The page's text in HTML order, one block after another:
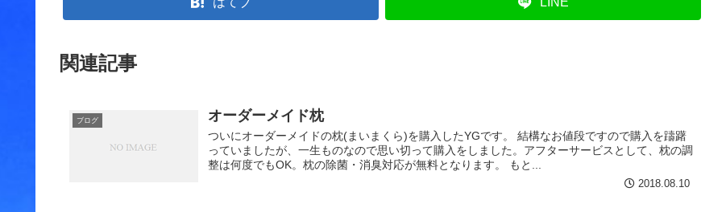
関連記事
ブログ オーダーメイド枕
ついにオーダーメイドの枕(まいまくら)を購入したYGです。 結構なお値段ですので購入を躊躇
っていましたが、一生ものなので思い切って購入をしました。アフターサービスとして、枕の調
整は何度でもOK。枕の除菌・消臭対応が無料となります。 もと...
2018.08.10